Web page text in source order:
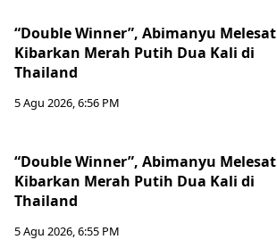
“Double Winner”, Abimanyu Melesat
Kibarkan Merah Putih Dua Kali di
Thailand
5 Agu 2026, 6:56 PM
“Double Winner”, Abimanyu Melesat
Kibarkan Merah Putih Dua Kali di
Thailand
5 Agu 2026, 6:55 PM